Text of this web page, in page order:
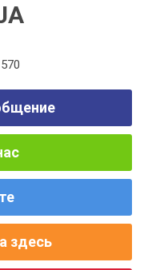
здесь